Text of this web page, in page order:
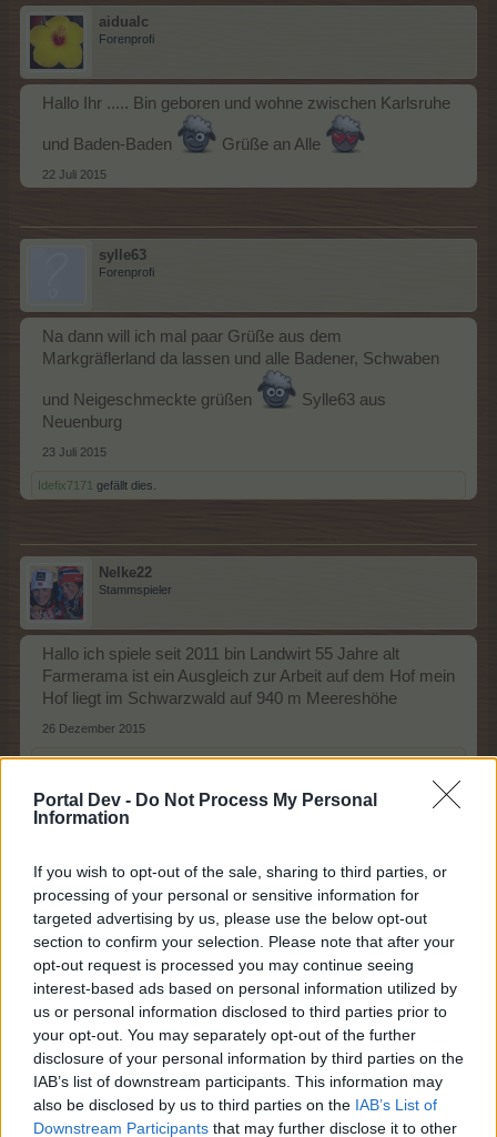
Portal Dev - Do Not Process My Personal
Information
If you wish to opt-out of the sale, sharing to third parties, or
processing of your personal or sensitive information for
targeted advertising by us, please use the below opt-out
section to confirm your selection. Please note that after your
opt-out request is processed you may continue seeing
interest-based ads based on personal information utilized by
us or personal information disclosed to third parties prior to
your opt-out. You may separately opt-out of the further
disclosure of your personal information by third parties on the
IAB’s list of downstream participants. This information may
also be disclosed by us to third parties on the IAB’s List of
Downstream Participants that may further disclose it to other
aidualc
Forenprofi
Hallo Ihr ..... Bin geboren und wohne zwischen Karlsruhe
und Baden-Baden Grüße an Alle
22 Juli 2015
sylle63
Forenprofi
Na dann will ich mal paar Grüße aus dem
Markgräflerland da lassen und alle Badener, Schwaben
und Neigeschmeckte grüßen
Sylle63 aus
Neuenburg
23 Juli 2015
Idefix7171 gefällt dies.
Nelke22
Stammspieler
Hallo ich spiele seit 2011 bin Landwirt 55 Jahre alt
Farmerama ist ein Ausgleich zur Arbeit auf dem Hof mein
Hof liegt im Schwarzwald auf 940 m Meereshöhe
26 Dezember 2015
Claudia-Isabelle,Rakete1966unddoro1953gefällt dies.
Foren-Grünschnabel
Grüsse aus Karlsruhe an alle im Ländle ob hier geboren
oder zugezogen.
Bin seit 2 Jahren dabei habe es aber leider sehr
vernachlässigt. Lev. 67 bin allerdings hoch motiviert
FarmerRalf68gefällt dies.